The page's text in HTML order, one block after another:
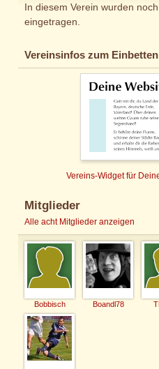
In diesem Verein wurden
eingetragen.
Vereinsinfos zum
Vereins-Widget für
Mitglieder
Alle acht Mitglieder anzeigen
Bobbisch Boandl78